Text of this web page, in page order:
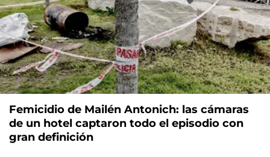
Femicidio de Mailén Antonich: las cámaras
de un hotel captaron todo el episodio con
gran definición